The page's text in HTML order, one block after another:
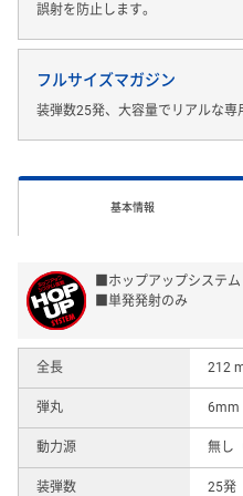
誤射を防止します。
フルサイズマガジン
装弾数25発、大容量でリアルな専
基本情報
■ホップアップシステ
■単発発射のみ
全長 212
弾丸 6mm
動力源 無し
装弾数 25発